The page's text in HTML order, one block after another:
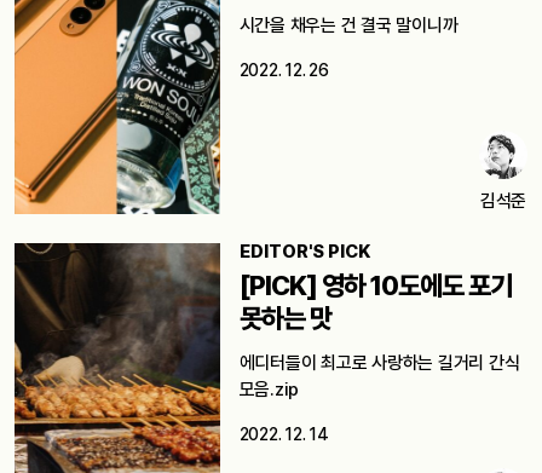
시간을 채우는 건 결국 말이니까
2022. 12. 26
김석준
EDITOR'S PICK
[PICK] 영하 10도에도 포기
못하는 맛
에디터들이 최고로 사랑하는 길거리 간식
모음.zip
2022. 12. 14